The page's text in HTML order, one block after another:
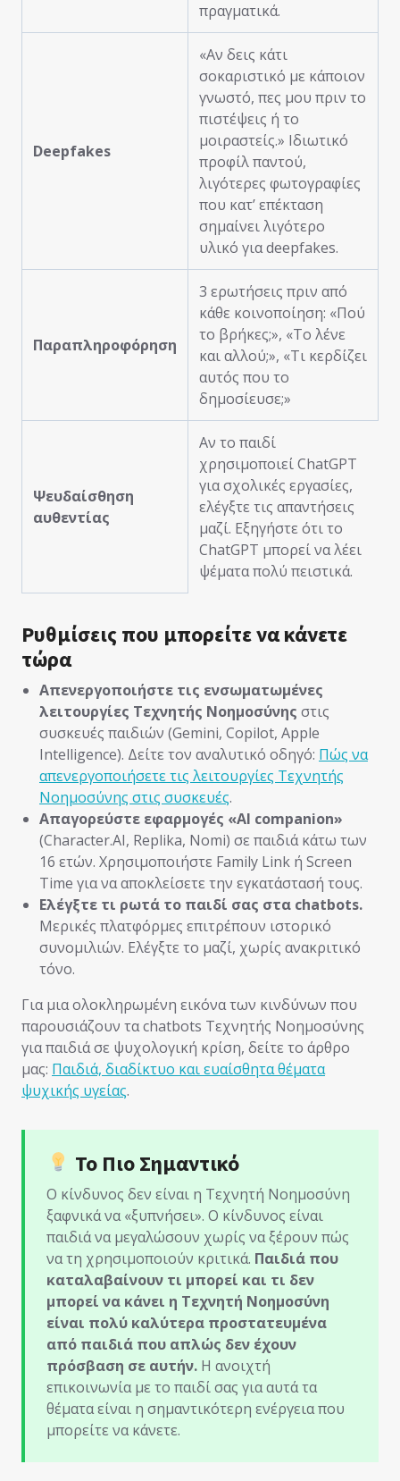
πραγματικά.
Deepfakes
«Αν δεις κάτι
σοκαριστικό με κάποιον
γνωστό, πες μου πριν το
πιστέψεις ή το
μοιραστείς.» Ιδιωτικό
προφίλ παντού,
λιγότερες φωτογραφίες
που κατ’ επέκταση
σημαίνει λιγότερο
υλικό για deepfakes.
Παραπληροφόρηση
3 ερωτήσεις πριν από
κάθε κοινοποίηση: «Πού
το βρήκες;», «Το λένε
και αλλού;», «Τι κερδίζει
αυτός που το
δημοσίευσε;»
Ψευδαίσθηση
αυθεντίας
Αν το παιδί
χρησιμοποιεί ChatGPT
για σχολικές εργασίες,
ελέγξτε τις απαντήσεις
μαζί. Εξηγήστε ότι το
ChatGPT μπορεί να λέει
ψέματα πολύ πειστικά.
Ρυθμίσεις που μπορείτε να κάνετε
τώρα
Απενεργοποιήστε τις ενσωματωμένες
λειτουργίες Τεχνητής Νοημοσύνης στις
συσκευές παιδιών (Gemini, Copilot, Apple
Intelligence). Δείτε τον αναλυτικό οδηγό: Πώς να
απενεργοποιήσετε τις λειτουργίες Τεχνητής
Νοημοσύνης στις συσκευές.
Απαγορεύστε εφαρμογές «AI companion»
(Character.AI, Replika, Nomi) σε παιδιά κάτω των
16 ετών. Χρησιμοποιήστε Family Link ή Screen
Time για να αποκλείσετε την εγκατάστασή τους.
Ελέγξτε τι ρωτά το παιδί σας στα chatbots.
Μερικές πλατφόρμες επιτρέπουν ιστορικό
συνομιλιών. Ελέγξτε το μαζί, χωρίς ανακριτικό
τόνο.
Για μια ολοκληρωμένη εικόνα των κινδύνων που
παρουσιάζουν τα chatbots Τεχνητής Νοημοσύνης
για παιδιά σε ψυχολογική κρίση, δείτε το άρθρο
μας: Παιδιά, διαδίκτυο και ευαίσθητα θέματα
ψυχικής υγείας.
Το Πιο Σημαντικό
Ο κίνδυνος δεν είναι η Τεχνητή Νοημοσύνη
ξαφνικά να «ξυπνήσει». Ο κίνδυνος είναι
παιδιά να μεγαλώσουν χωρίς να ξέρουν πώς
να τη χρησιμοποιούν κριτικά. Παιδιά που
καταλαβαίνουν τι μπορεί και τι δεν
μπορεί να κάνει η Τεχνητή Νοημοσύνη
είναι πολύ καλύτερα προστατευμένα
από παιδιά που απλώς δεν έχουν
πρόσβαση σε αυτήν. Η ανοιχτή
επικοινωνία με το παιδί σας για αυτά τα
θέματα είναι η σημαντικότερη ενέργεια που
μπορείτε να κάνετε.